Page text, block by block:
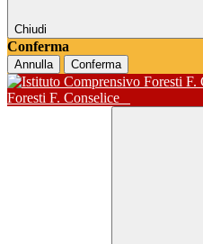
Chiudi
Conferma
Annulla Conferma
Foresti F. Conselice